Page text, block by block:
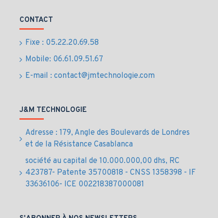
Compact et léger
pour un usage
quotidien
Avec seulement4,6 kg, ce modèle est facile à installer
pour une utilisation personnelle ou professionnelle.
Caractéristiques
techniques
principales
CONTACT
Fixe : 05.22.20.69.58
Mobile: 06.61.09.51.67
E-mail : contact@jmtechnologie.com
J&M TECHNOLOGIE
Adresse : 179, Angle des Boulevards de Londres
et de la Résistance Casablanca
société au capital de 10.000.000,00 dhs, RC
423787- Patente 35700818 - CNSS 1358398 - IF
33636106- ICE 002218387000081